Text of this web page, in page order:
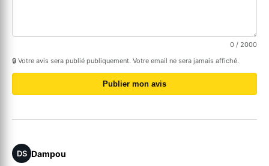
0 / 2000
🔒 Votre avis sera publié publiquement. Votre email ne sera jamais affiché.
Publier mon avis
DS Dampou